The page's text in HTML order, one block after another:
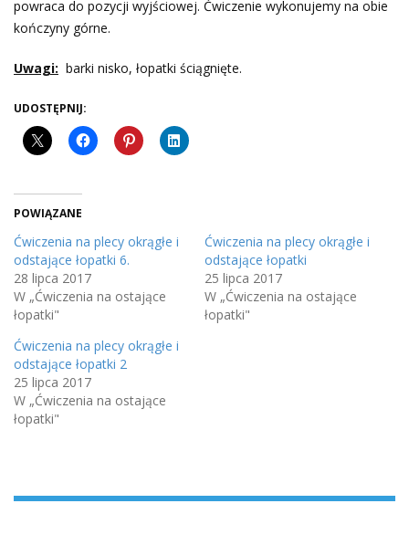
powraca do pozycji wyjściowej. Ćwiczenie wykonujemy na obie
kończyny górne.
Uwagi: barki nisko, łopatki ściągnięte.
UDOSTĘPNIJ:
POWIĄZANE
Ćwiczenia na plecy okrągłe i
odstające łopatki 6.
28 lipca 2017
W „Ćwiczenia na ostające
łopatki"
Ćwiczenia na plecy okrągłe i
odstające łopatki
25 lipca 2017
W „Ćwiczenia na ostające
łopatki"
Ćwiczenia na plecy okrągłe i
odstające łopatki 2
25 lipca 2017
W „Ćwiczenia na ostające
łopatki"